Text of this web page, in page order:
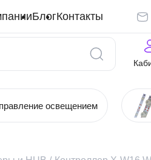
БлогКонтакты
освещением